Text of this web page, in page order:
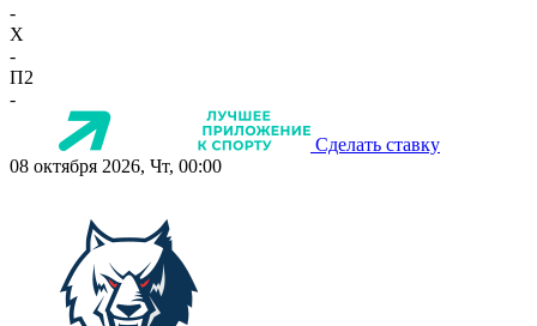
-
X
-
П2
-
Сделать ставку
08 октября 2026, Чт, 00:00